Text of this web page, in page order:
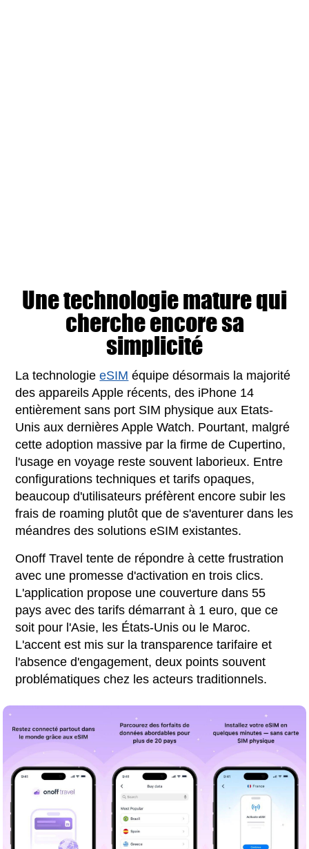
Une technologie mature qui
cherche encore sa
simplicité
La technologieeSIM équipe désormais la majorité
des appareils Apple récents, des iPhone 14
entièrement sans port SIM physique aux Etats-
Unis aux dernières Apple Watch. Pourtant, malgré
cette adoption massive par la firme de Cupertino,
l'usage en voyage reste souvent laborieux. Entre
configurations techniques et tarifs opaques,
beaucoup d'utilisateurs préfèrent encore subir les
frais de roaming plutôt que de s'aventurer dans les
méandres des solutions eSIM existantes.
Onoff Travel tente de répondre à cette frustration
avec une promesse d'activation en trois clics.
L'application propose une couverture dans 55
pays avec des tarifs démarrant à 1 euro, que ce
soit pour l'Asie, les États-Unis ou le Maroc.
L'accent est mis sur la transparence tarifaire et
l'absence d'engagement, deux points souvent
problématiques chez les acteurs traditionnels.